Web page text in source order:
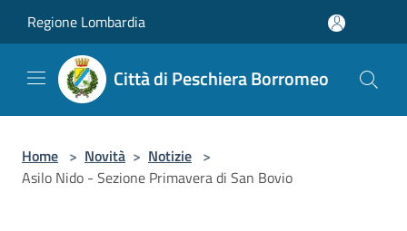
Regione Lombardia
Città di Peschiera Borromeo
Home > Novità > Notizie >
Asilo Nido - Sezione Primavera di San Bovio